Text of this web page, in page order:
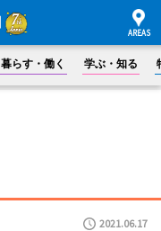
暮らす・働く 学ぶ・知る
2021.06.17